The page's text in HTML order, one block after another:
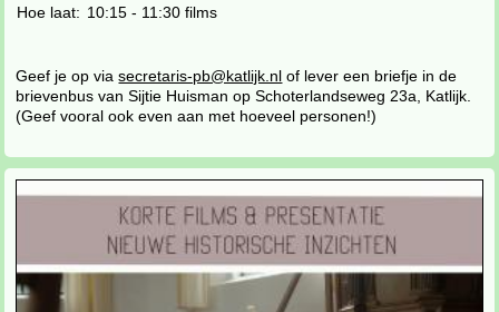
Hoe laat: 10:15 - 11:30 films
Geef je op viasecretaris-pb@katlijk.nl of lever een briefje in de
brievenbus van Sijtie Huisman op Schoterlandseweg 23a, Katlijk.
(Geef vooral ook even aan met hoeveel personen!)